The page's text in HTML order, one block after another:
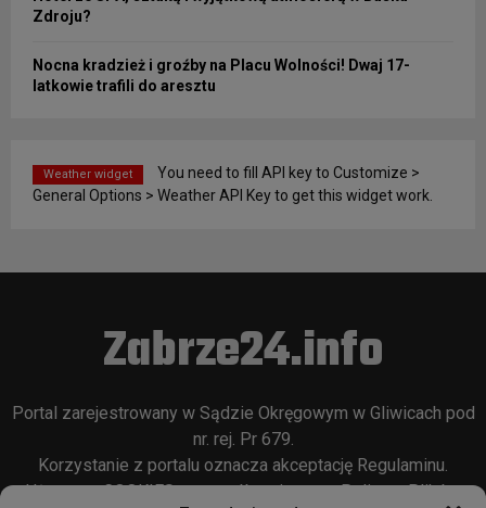
Zdroju?
Nocna kradzież i groźby na Placu Wolności! Dwaj 17-
latkowie trafili do aresztu
Weather widget
You need to fill API key to Customize >
General Options > Weather API Key to get this widget work.
Zabrze24.info
Portal zarejestrowany w Sądzie Okręgowym w Gliwicach pod
nr. rej. Pr 679.
Korzystanie z portalu oznacza akceptację Regulaminu.
Używamy COOKIES w sposób opisany wPolityce Plików